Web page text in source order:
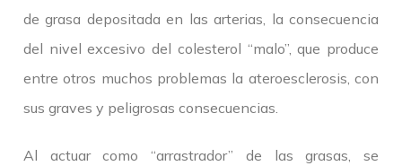
de grasa depositada en las arterias, la consecuencia
del nivel excesivo del colesterol “malo”, que produce
entre otros muchos problemas la ateroesclerosis, con
sus graves y peligrosas consecuencias.
Al actuar como “arrastrador” de las grasas, se